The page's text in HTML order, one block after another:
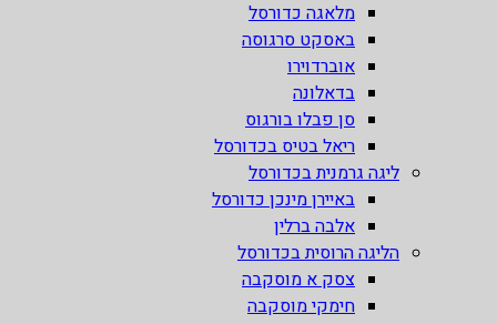
מלאגה כדורסל
באסקט סרגוסה
אוברדוירו
בדאלונה
סן פבלו בורגוס
ריאל בטיס בכדורסל
ליגה גרמנית בכדורסל
באיירן מינכן כדורסל
אלבה ברלין
הליגה הרוסית בכדורסל
צסק א מוסקבה
חימקי מוסקבה